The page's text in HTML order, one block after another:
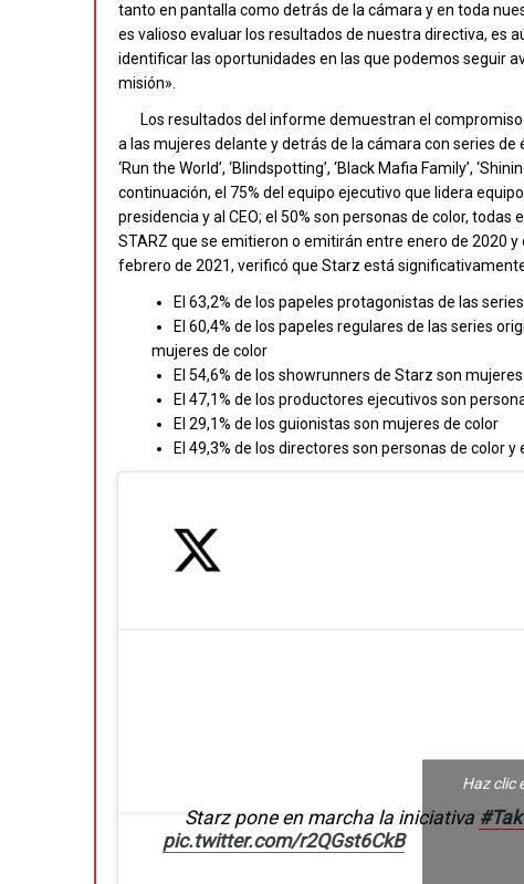
tanto en pantalla como detrás de la cámara y en toda
es valioso evaluar los resultados de nuestra directiva, es
identificar las oportunidades en las que podemos seguir
misión».
Los resultados del informe demuestran el
a las mujeres delante y detrás de la cámara con series de
‘Run the World’, ‘Blindspotting’, ‘Black Mafia Family’,
continuación, el 75% del equipo ejecutivo que lidera
presidencia y al CEO; el 50% son personas de color,
STARZ que se emitieron o emitirán entre enero de 2020
febrero de 2021, verificó que Starz está
El 63,2% de los papeles protagonistas de las
El 60,4% de los papeles regulares de las series
mujeres de color
El 54,6% de los showrunners de Starz son
El 47,1% de los productores ejecutivos son
El 29,1% de los guionistas son mujeres de color
El 49,3% de los directores son personas de color y
Starz pone en marcha la iniciativa
pic.twitter.com/r2QGst6CkB
Haz clic